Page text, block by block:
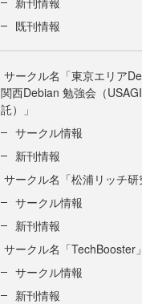
既刊情報
サークル名「東京エリア
関西Debian 勉強会（
託）」
サークル情報
新刊情報
サークル名「松浦リッチ研
サークル情報
新刊情報
サークル名「TechBooster」
サークル情報
新刊情報